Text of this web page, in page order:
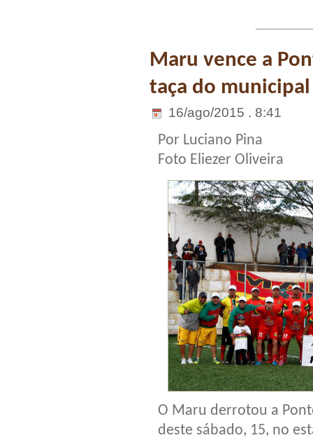
Maru vence a
taça do municipal
16/ago/2015 . 8:41
Por Luciano Pina
Foto Eliezer Oliveira
O Maru derrotou a
deste sábado, 15, no